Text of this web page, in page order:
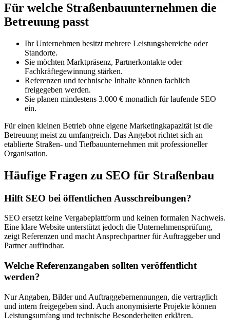
Für welche Straßenbauunternehmen die
Betreuung passt
Ihr Unternehmen besitzt mehrere Leistungsbereiche oder
Standorte.
Sie möchten Marktpräsenz, Partnerkontakte oder
Fachkräftegewinnung stärken.
Referenzen und technische Inhalte können fachlich
freigegeben werden.
Sie planen mindestens 3.000 € monatlich für laufende SEO
ein.
Für einen kleinen Betrieb ohne eigene Marketingkapazität ist die
Betreuung meist zu umfangreich. Das Angebot richtet sich an
etablierte Straßen- und Tiefbauunternehmen mit professioneller
Organisation.
Häufige Fragen zu SEO für Straßenbau
Hilft SEO bei öffentlichen Ausschreibungen?
SEO ersetzt keine Vergabeplattform und keinen formalen Nachweis.
Eine klare Website unterstützt jedoch die Unternehmensprüfung,
zeigt Referenzen und macht Ansprechpartner für Auftraggeber und
Partner auffindbar.
Welche Referenzangaben sollten veröffentlicht
werden?
Nur Angaben, Bilder und Auftraggebernennungen, die vertraglich
und intern freigegeben sind. Auch anonymisierte Projekte können
Leistungsumfang und technische Besonderheiten erklären.